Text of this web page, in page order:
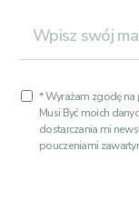
* Wyrażam zgodę na
Musi Być moich
dostarczania mi
pouczeniami